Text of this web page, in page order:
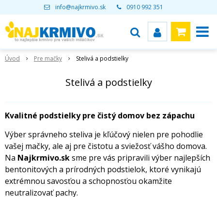
info@najkrmivo.sk 0910 992 351
Úvod Pre mačky Stelivá a podstielky
Stelivá a podstielky
Kvalitné podstielky pre čistý domov bez zápachu
Výber správneho steliva je kľúčový nielen pre pohodlie
vašej mačky, ale aj pre čistotu a sviežosť vášho domova.
Na Najkrmivo.sksme pre vás pripravili výber najlepších
bentonitových a prírodných podstielok, ktoré vynikajú
extrémnou savosťou a schopnosťou okamžite
neutralizovať pachy.